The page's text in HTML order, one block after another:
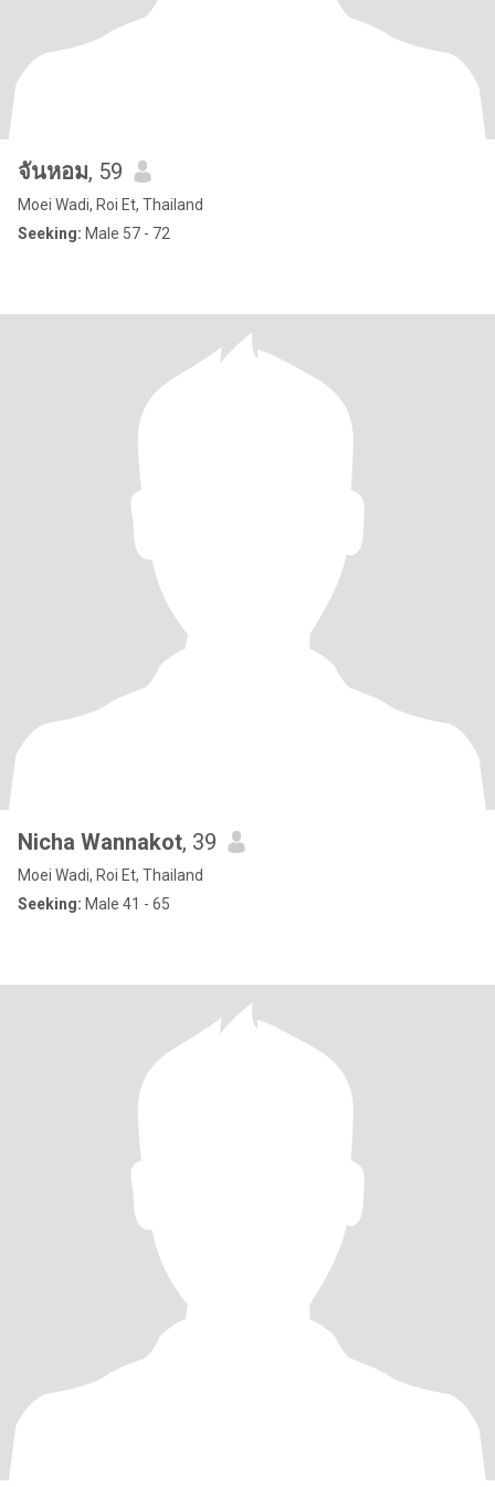
จันหอม, 59
Moei Wadi, Roi Et, Thailand
Seeking: Male 57 - 72
Nicha Wannakot, 39
Moei Wadi, Roi Et, Thailand
Seeking: Male 41 - 65